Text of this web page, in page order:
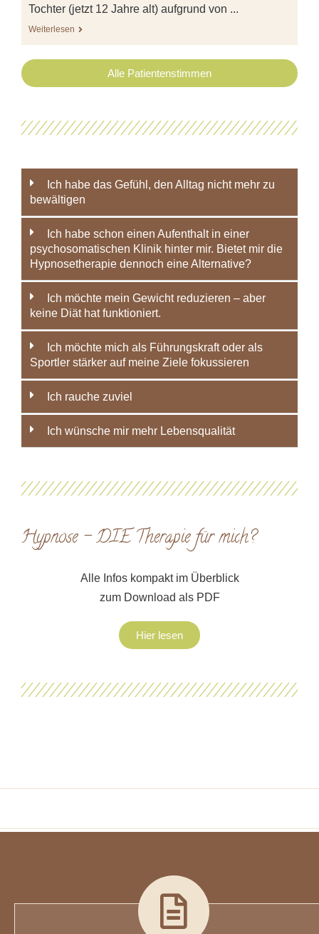
Tochter (jetzt 12 Jahre alt) aufgrund von ...
Weiterlesen
Alle Patientenstimmen
Ich habe das Gefühl, den Alltag nicht mehr zu
bewältigen
Ich habe schon einen Aufenthalt in einer
psychosomatischen Klinik hinter mir. Bietet mir die
Hypnosetherapie dennoch eine Alternative?
Ich möchte mein Gewicht reduzieren – aber
keine Diät hat funktioniert.
Ich möchte mich als Führungskraft oder als
Sportler stärker auf meine Ziele fokussieren
Ich rauche zuviel
Ich wünsche mir mehr Lebensqualität
Hypnose – DIE Therapie für mich?
Alle Infos kompakt im Überblick
zum Download als PDF
Hier lesen